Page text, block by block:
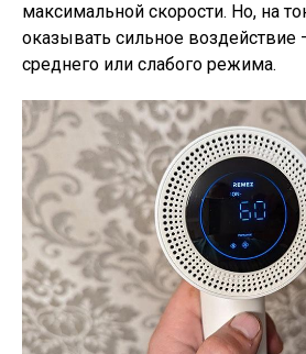
максимальной скорости. Но, на
оказывать сильное воздействие
среднего или слабого режима.